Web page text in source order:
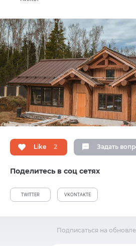
Like 2 Задать
Поделитесь в соц сетях
TWITTER VKONTAKTE
Подписаться на